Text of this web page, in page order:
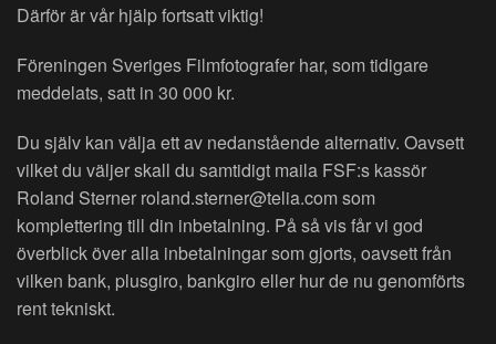
Därför är vår hjälp fortsatt viktig!
Föreningen Sveriges Filmfotografer har, som tidigare
meddelats, satt in 30 000 kr.
Du själv kan välja ett av nedanstående alternativ. Oavsett
vilket du väljer skall du samtidigt maila FSF:s kassör
Roland Sterner roland.sterner@telia.com som
komplettering till din inbetalning. På så vis får vi god
överblick över alla inbetalningar som gjorts, oavsett från
vilken bank, plusgiro, bankgiro eller hur de nu genomförts
rent tekniskt.